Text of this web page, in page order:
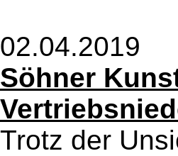
02.04.2019
Söhner
Trotz der